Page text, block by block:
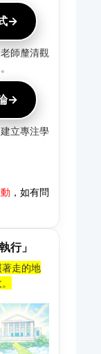
→
老師釐清觀
→
立專注學
，如有問
行」
走的地